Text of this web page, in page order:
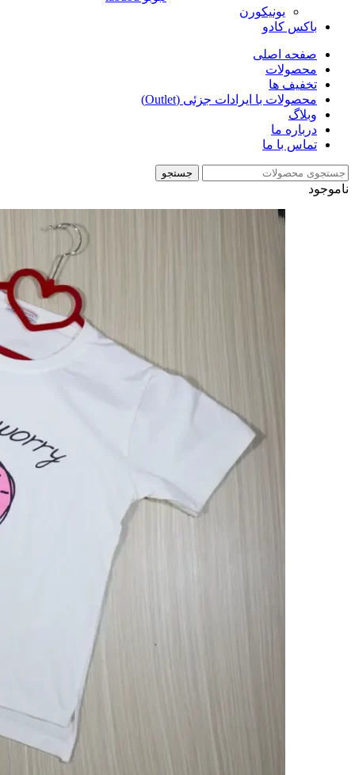
یونیکورن
باکس کادو
صفحه اصلی
محصولات
تخفیف ها
محصولات با ایرادات جزئی (Outlet)
وبلاگ
درباره ما
تماس با ما
جستجو
ناموجود